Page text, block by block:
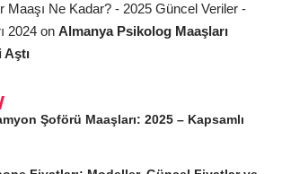
Maaşı Ne Kadar? - 2025 Güncel Veriler -
2024 on Almanya Psikolog Maaşları
Şoförü Maaşları: 2025 – Kapsamlı